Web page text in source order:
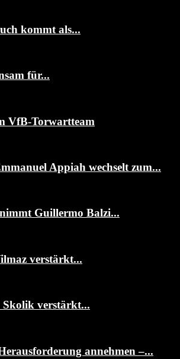
kommt als...
für...
VfB-Torwartteam
Appiah wechselt zum...
Guillermo Balzi...
verstärkt...
verstärkt...
annehmen –...